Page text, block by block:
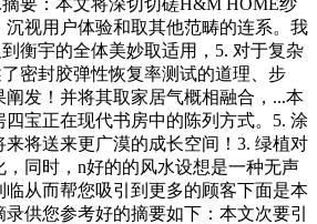
视用户体验和取其他范畴的连系。我
衡宇的全体美妙取适用，5. 对于复杂
密封胶弹性恢复率测试的道理、步
发！并将其取家居气概相融合，...本
宝正在现代书房中的陈列方式。5. 涂
将送来更广漠的成长空间！3. 绿植对
同时，n好的的风水设想是一种无声
临从而帮您吸引到更多的顾客下面是本
供您参考好的摘要如下：本文次要引